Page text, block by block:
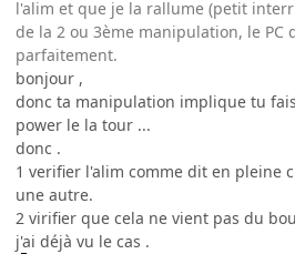
l'alim et que je la rallume (petit
de la 2 ou 3ème manipulation, le PC
parfaitement.
bonjour ,
donc ta manipulation implique tu
power le la tour ...
donc .
1 verifier l'alim comme dit en pleine
une autre.
2 virifier que cela ne vient pas du
j'ai déjà vu le cas .